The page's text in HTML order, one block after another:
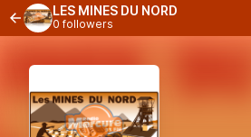
LES MINES DU NORD
0 followers